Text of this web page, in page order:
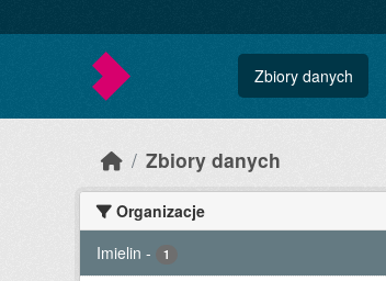
Zbiory danych
Zbiory danych
Organizacje
Imielin - 1